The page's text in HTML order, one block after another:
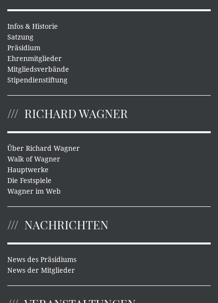
Infos & Historie
Satzung
Präsidium
Ehrenmitglieder
Mitgliedsverbände
Stipendienstiftung
RICHARD WAGNER
Über Richard Wagner
Walk of Wagner
Hauptwerke
Die Festspiele
Wagner im Web
NACHRICHTEN
News des Präsidiums
News der Mitglieder